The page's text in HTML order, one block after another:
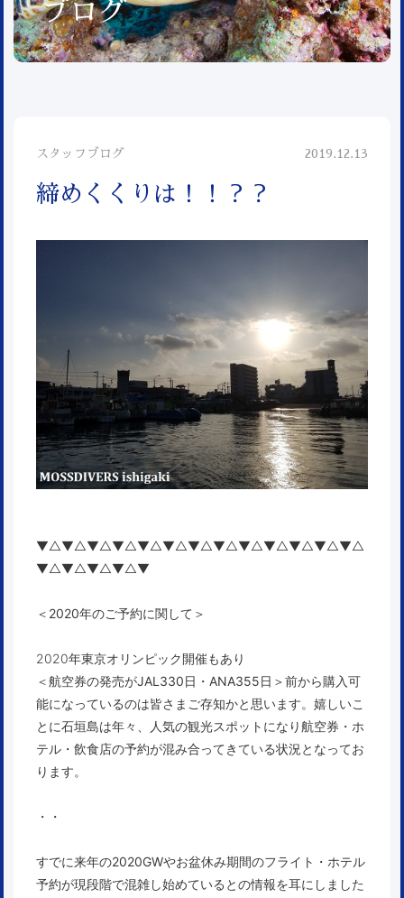
ブログ
スタッフブログ 2019.12.13
締めくくりは！！？？
▼△▼△▼△▼△▼△▼△▼△▼△▼△▼△▼△▼△▼△
▼△▼△▼△▼△▼
＜2020年のご予約に関して＞
2020年東京オリンピック開催もあり
＜航空券の発売がJAL330日 ・ ANA355日 ＞前から購入可
能になっているのは皆さまご存知かと思います。嬉しいこ
とに石垣島は年々、人気の観光スポットになり航空券・ホ
テル・飲食店の予約が混み合ってきている状況となってお
ります。
・・
すでに来年の2020GWやお盆休み期間のフライト・ホテル
予約が現段階で混雑し始めている との情報を耳にしました